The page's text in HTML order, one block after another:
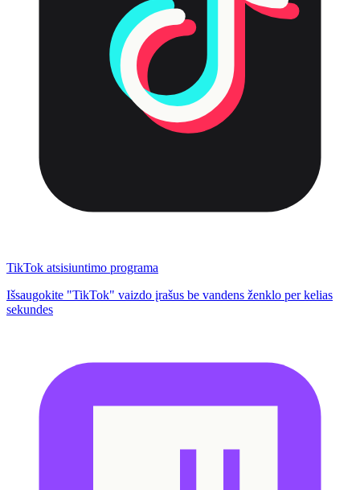
TikTok atsisiuntimo programa
Išsaugokite "TikTok" vaizdo įrašus be vandens ženklo per kelias
sekundes